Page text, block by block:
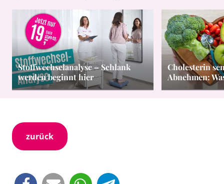
Stoffwechselanalyse – Schlank
werden beginnt hier
Cholesterin
Abnehmen:
zurück